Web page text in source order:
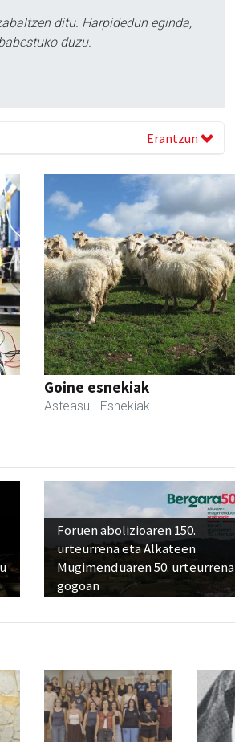
ditu. Harpidedun eginda,
duzu.
Erantzun
Goine esnekiak
Asteasu - Esnekiak
Foruen abolizioaren 150.
urteurrena eta Alkateen
Mugimenduaren 50. urteurrena
gogoan